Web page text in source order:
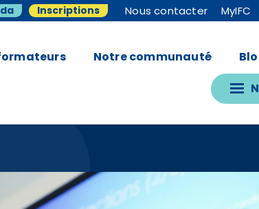
Inscriptions Nous contacter MyIFC
Notre communauté